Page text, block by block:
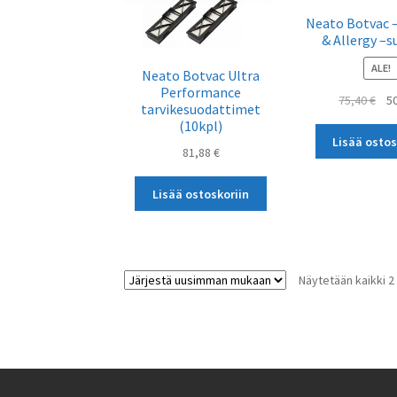
Neato Botvac Ultra
Performance
tarvikesuodattimet
(10kpl)
81,88 €
Lisää ostoskoriin
Neato Botvac
& Allergy
ALE!
75,40€
oli:
Lisää
Näytetään kaikki